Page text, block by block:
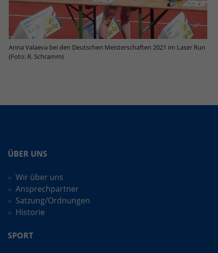
Arina Valaeva bei den Deutschen Meisterschaften 2021 im Laser Run
(Foto: R. Schramm)
ÜBER UNS
Wir über uns
Ansprechpartner
Satzung/Ordnungen
Historie
SPORT
Zweck
eines Benutzer-Logins die Session-ID.
So kann der eingeloggte Benutzer
wiedererkannt werden und es wird ihm
Zugang zu geschützten Bereichen
gewährt.
Zweck
Analysebericht der Website zu
verfolgen. Die Cookies speichern
Informationen anonym und weisen eine
randoly generierte Nummer zu, um
eindeutige Besucher zu identifizieren.
Anbieter Google Analytics
Zweck
nutzen, und hilft bei der Erstellung
eines Analyseberichts darüber, wie es